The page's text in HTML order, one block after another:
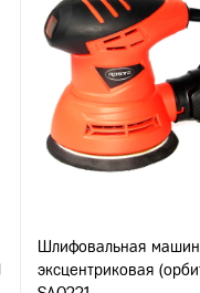
Шлифовальная
эксцентриковая